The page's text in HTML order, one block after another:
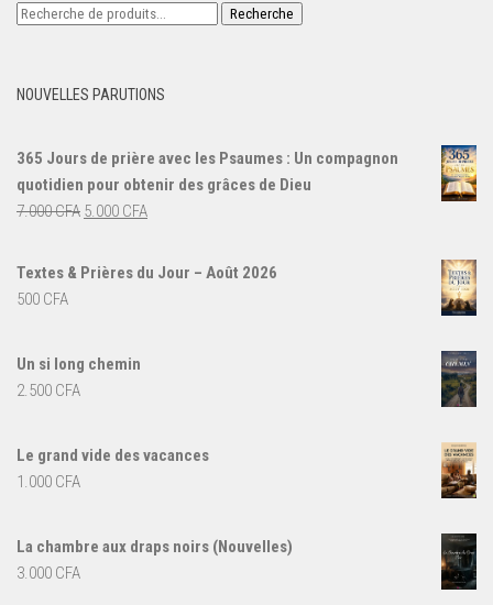
Recherche
Recherche
NOUVELLES PARUTIONS
365 Jours de prière avec les Psaumes : Un compagnon
quotidien pour obtenir des grâces de Dieu
7.000CFA Le
initial
5.000 CFA
actuel
Textes & Prières du Jour – Août 2026
500 CFA
Un si long chemin
2.500 CFA
Le grand vide des vacances
1.000 CFA
La chambre aux draps noirs (Nouvelles)
3.000 CFA